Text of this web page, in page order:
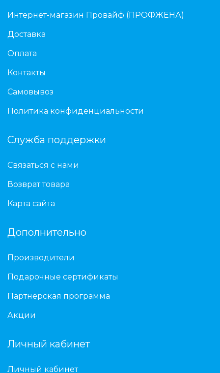
Интернет-магазин Провайф (ПРОФЖЕНА)
Доставка
Оплата
Контакты
Самовывоз
Политика конфиденциальности
Служба поддержки
Связаться с нами
Возврат товара
Карта сайта
Дополнительно
Производители
Подарочные сертификаты
Партнёрская программа
Акции
Личный кабинет
Личный кабинет